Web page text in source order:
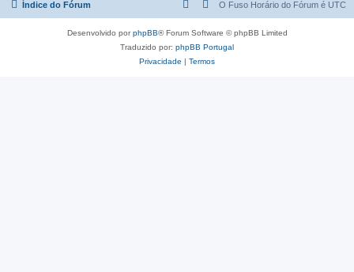
Índice do Fórum O Fuso Horário do Fórum é UTC
Desenvolvido porphpBB® Forum Software © phpBB Limited
Traduzido por: phpBB Portugal
Privacidade | Termos